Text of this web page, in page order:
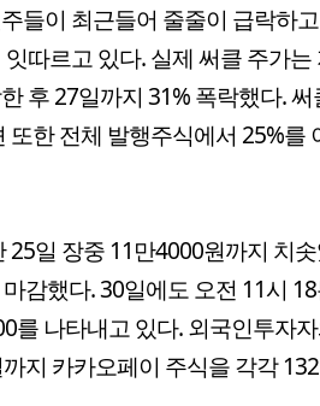
들이 최근들어 줄줄이 급락하
따르고 있다. 실제 써클 주가는
후 27일까지 31% 폭락했다.
한 전체 발행주식에서 25%를
25일 장중 11만4000원까지 치
감했다. 30일에도 오전 11시
를 나타내고 있다. 외국인투자
지 카카오페이 주식을 각각